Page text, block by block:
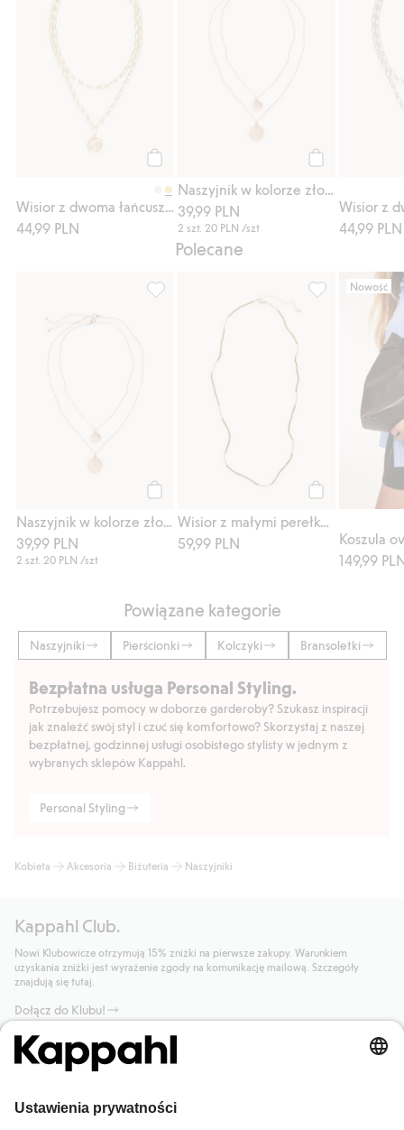
44,99 PLN
39,99 PLN
2 szt.20 PLN /szt 44,99 PLN
Polecane
39,99 PLN
2 szt. 20 PLN /szt
Naszyjnik w kolorze złota, Dodaj do listy
59,99 PLN
Wisior z
Nowość
149,99
Powiązane kategorie
Naszyjniki Pierścionki Kolczyki Bransoletki
Bezpłatna usługa Personal Styling.
Potrzebujesz pomocy w doborze garderoby? Szukasz inspiracji
jak znaleźć swój styl i czuć się komfortowo? Skorzystaj z naszej
bezpłatnej, godzinnej usługi osobistego stylisty w jednym z
wybranych sklepów Kappahl.
Personal Styling
Kobieta Akcesoria Biżuteria Naszyjniki
Kappahl Club.
Nowi Klubowicze otrzymują 15% zniżki na pierwsze zakupy. Warunkiem
uzyskania zniżki jest wyrażenie zgody na komunikację mailową. Szczegóły
znajdują się tutaj.
Dołącz do Klubu!